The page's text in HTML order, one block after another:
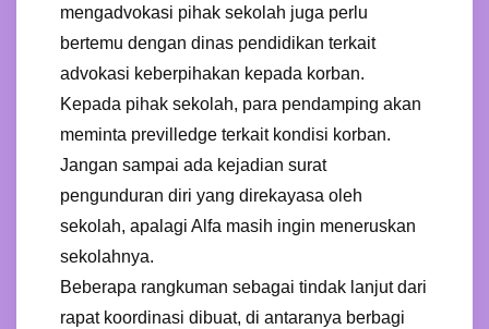
mengadvokasi pihak sekolah juga perlu
bertemu dengan dinas pendidikan terkait
advokasi keberpihakan kepada korban.
Kepada pihak sekolah, para pendamping akan
meminta previlledge terkait kondisi korban.
Jangan sampai ada kejadian surat
pengunduran diri yang direkayasa oleh
sekolah, apalagi Alfa masih ingin meneruskan
sekolahnya.
Beberapa rangkuman sebagai tindak lanjut dari
rapat koordinasi dibuat, di antaranya berbagi